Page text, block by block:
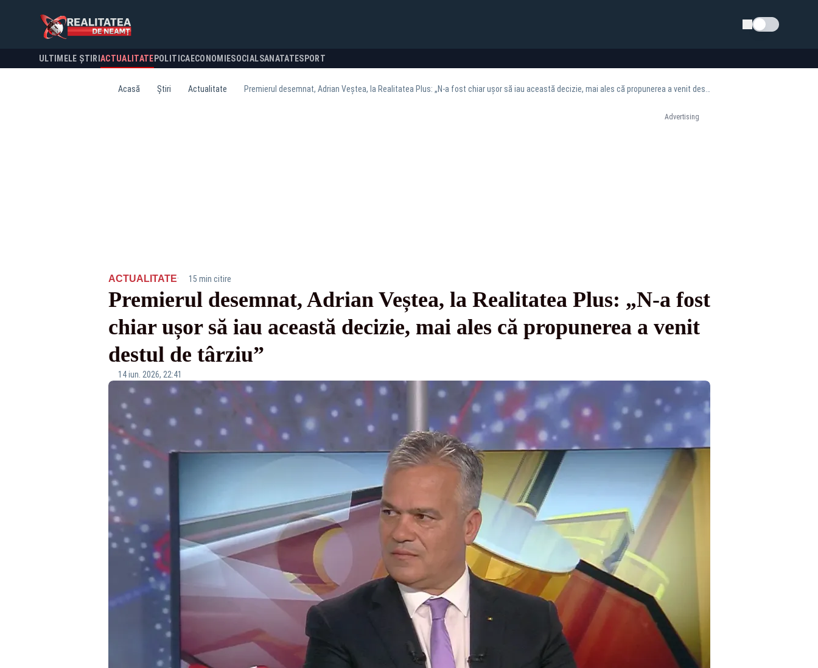
Schimba tema
ULTIMELE ȘTIRI ACTUALITATE POLITICA ECONOMIESOCIALSANATATESPORT
Acasă Știri Actualitate
Advertising
ACTUALITATE· 15 min citire
Premierul desemnat, Adrian Veștea, la Realitatea Plus: „N-a fost
chiar ușor să iau această decizie, mai ales că propunerea a venit
destul de târziu”
14 iun. 2026, 22:41